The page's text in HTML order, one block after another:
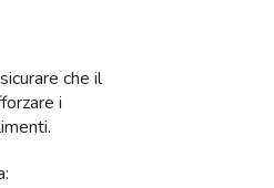
che il
i